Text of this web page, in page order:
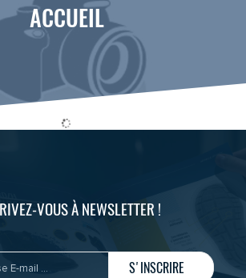
ACCUEIL
VOUS À NEWSLETTER !
S'INSCRIRE